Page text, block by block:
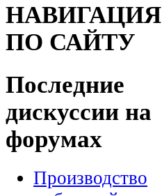
НАВИГАЦИЯ
ПО САЙТУ
Последние
дискуссии на
форумах
Производство